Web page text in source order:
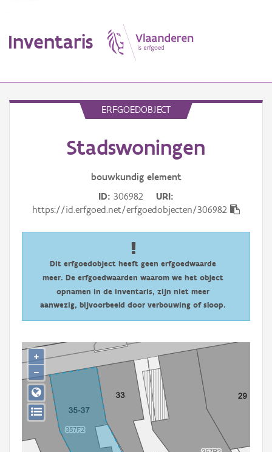
Inventaris
Persoon of collectief
Downloads
Aanmelden
ERFGOEDOBJECT
Stadswoningen
bouwkundig element
ID 306982
URI
https://id.erfgoed.net/erfgoedobjecten/306982
Dit erfgoedobject heeft geen erfgoedwaarde
meer. De erfgoedwaarden waarom we het object
opnamen in de inventaris, zijn niet meer
aanwezig, bijvoorbeeld door verbouwing of sloop.
+
−